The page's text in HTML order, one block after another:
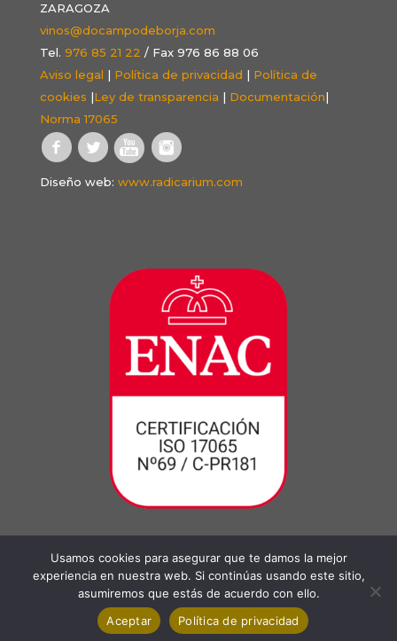
ZARAGOZA
vinos@docampodeborja.com
Tel. 976 85 21 22 / Fax 976 86 88 06
Aviso legal | Política de privacidad | Política de
cookies |Ley de transparencia | Documentación|
Norma 17065
Diseño web: www.radicarium.com
Usamos cookies para asegurar que te damos la mejor
experiencia en nuestra web. Si continúas usando este sitio,
asumiremos que estás de acuerdo con ello.
Aceptar
Política de privacidad